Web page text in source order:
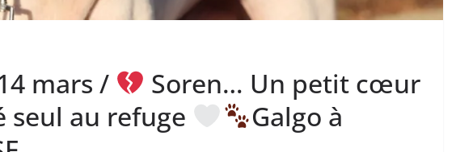
mars /
Soren… Un petit cœur
seul au refuge
Galgo à